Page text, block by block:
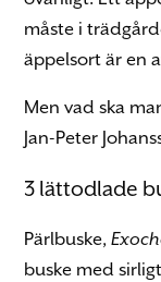
måste i
äppelsort är en
Men vad ska
Jan-Peter
3 lättodlade
Pärlbuske,
buske med